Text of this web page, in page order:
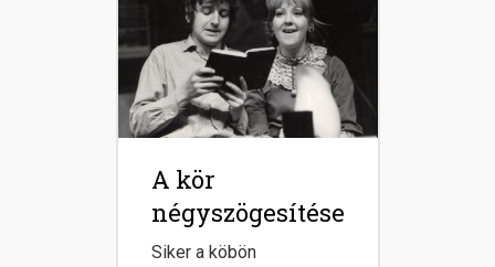
A kör
négyszögesítése
Siker a köbön